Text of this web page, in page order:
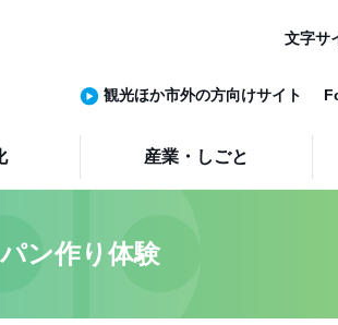
産業・しごと
文字サ
観光ほか市外の方向けサイト
パン作り体験